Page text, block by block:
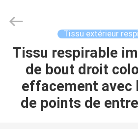
MAISON
PRODUITS
Textile
Co.,Ltd.
Tissu extérieur
Tissu respirable
de bout droit
effacement avec
de points de